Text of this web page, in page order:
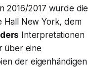
2016/2017 wurde die
Hall New York, dem
Interpretationen
über eine
der eigenhändigen